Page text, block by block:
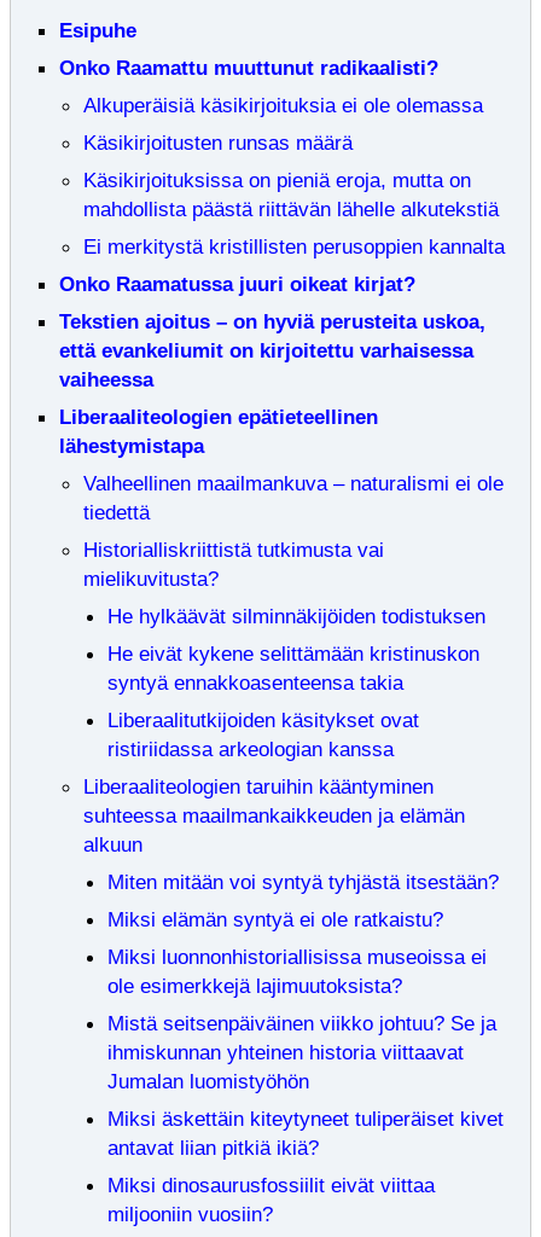
Esipuhe
Onko Raamattu muuttunut radikaalisti?
Alkuperäisiä käsikirjoituksia ei ole olemassa
Käsikirjoitusten runsas määrä
Käsikirjoituksissa on pieniä eroja, mutta on
mahdollista päästä riittävän lähelle alkutekstiä
Ei merkitystä kristillisten perusoppien kannalta
Onko Raamatussa juuri oikeat kirjat?
Tekstien ajoitus – on hyviä perusteita uskoa,
että evankeliumit on kirjoitettu varhaisessa
vaiheessa
Liberaaliteologien epätieteellinen
lähestymistapa
Valheellinen maailmankuva – naturalismi ei ole
tiedettä
Historialliskriittistä tutkimusta vai
mielikuvitusta?
He hylkäävät silminnäkijöiden todistuksen
He eivät kykene selittämään kristinuskon
syntyä ennakkoasenteensa takia
Liberaalitutkijoiden käsitykset ovat
ristiriidassa arkeologian kanssa
Liberaaliteologien taruihin kääntyminen
suhteessa maailmankaikkeuden ja elämän
alkuun
Miten mitään voi syntyä tyhjästä itsestään?
Miksi elämän syntyä ei ole ratkaistu?
Miksi luonnonhistoriallisissa museoissa ei
ole esimerkkejä lajimuutoksista?
Mistä seitsenpäiväinen viikko johtuu? Se ja
ihmiskunnan yhteinen historia viittaavat
Jumalan luomistyöhön
Miksi äskettäin kiteytyneet tuliperäiset kivet
antavat liian pitkiä ikiä?
Miksi dinosaurusfossiilit eivät viittaa
miljooniin vuosiin?